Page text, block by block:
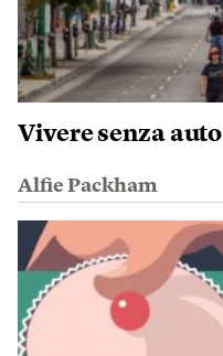
Vivere senza auto
Alfie Packham